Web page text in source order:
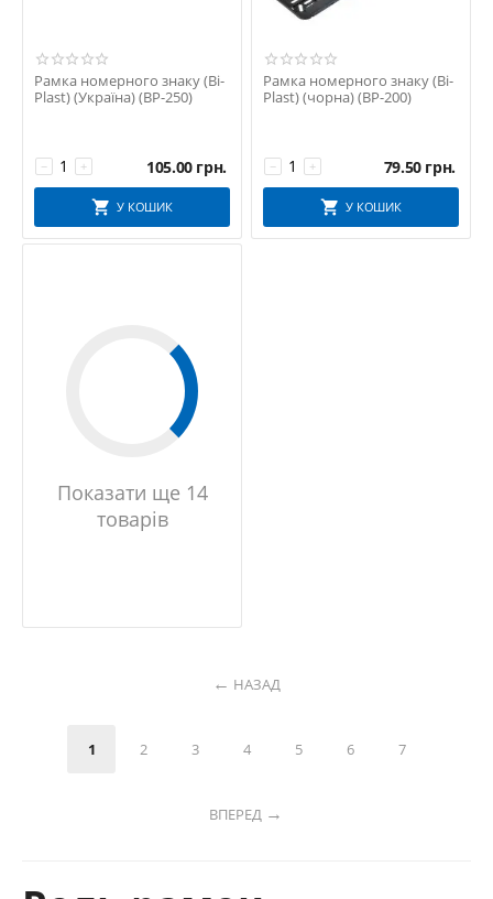
Рамка номерного знаку (Bi-
Plast) (Україна) (BP-250)
+
− 105.00 грн.
У КОШИК
Рамка номерного знаку (Bi-
Plast) (чорна) (BP-200)
+
− 79.50 грн.
У КОШИК
Показати ще 14
товарів
НАЗАД
1 2 3 4 5 6 7
ВПЕРЕД